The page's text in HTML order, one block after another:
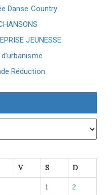
Danse Country
JEUNESSE
Réduction
V S D
1 2